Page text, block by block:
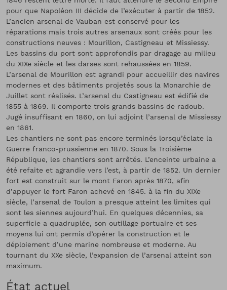
pour que Napoléon III décide de l’exécuter à partir de 1852.
L’ancien arsenal de Vauban est conservé pour les
réparations mais trois autres arsenaux sont créés pour les
constructions neuves : Mourillon, Castigneau et Missiessy.
Les bassins du port sont approfondis par dragage au milieu
du XIXe siècle et les darses sont rehaussées en 1859.
L’arsenal de Mourillon est agrandi pour accueillir des navires
modernes et des bâtiments projetés sous la Monarchie de
Juillet sont réalisés. L’arsenal du Castigneau est édifié de
1855 à 1869. Il comporte trois grands bassins de radoub.
Jugé insuffisant en 1860, on lui adjoint l’arsenal de Missiessy
en 1861.
Les chantiers ne sont pas encore terminés lorsqu’éclate la
Guerre franco-prussienne en 1870. Sous la Troisième
République, les chantiers sont arrêtés. L’enceinte urbaine a
été refaite et agrandie vers l’est, à partir de 1852. Un dernier
fort est construit sur le mont Faron après 1870, afin
d’appuyer le fort Faron achevé en 1845. à la fin du XIXe
siècle, l’arsenal de Toulon a presque atteint les limites qui
sont les siennes aujourd’hui. En quelques décennies, sa
superficie a quadruplée, son outillage portuaire et ses
moyens lui ont permis d’opérer la construction et le
déploiement d’une marine nombreuse et moderne. Au
tournant du XXe siècle, l’expansion de l’arsenal atteint son
maximum.
État actuel